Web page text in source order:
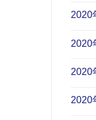
2020
2020
2020
2020